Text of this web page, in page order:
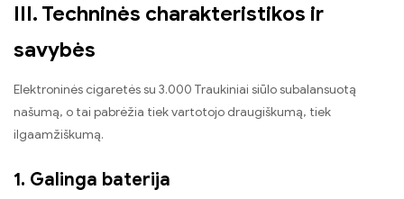
III. Techninės charakteristikos ir
savybės
Elektroninės cigaretės su 3.000 Traukiniai siūlo subalansuotą
našumą, o tai pabrėžia tiek vartotojo draugiškumą, tiek
ilgaamžiškumą.
1. Galinga baterija